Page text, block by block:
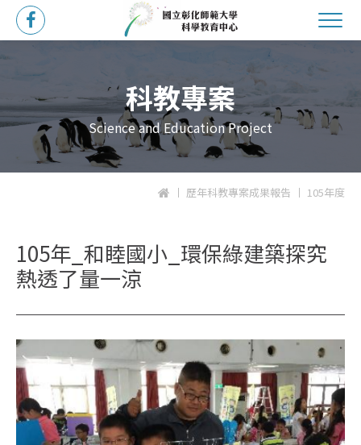
科教專案
Science and Education Project
歷年科教專案成果報告 105年度
105年_和睦國小_環保綠建築探究
熱透了量一涼